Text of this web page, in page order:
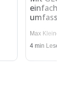
Max Kleiner
4 min